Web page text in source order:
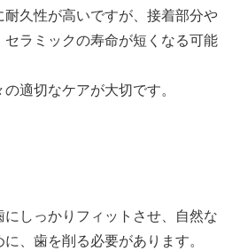
久性が高いですが、接着部分や
ラミックの寿命が短くなる可能
適切なケアが大切です。
しっかりフィットさせ、自然な
、歯を削る必要があります。